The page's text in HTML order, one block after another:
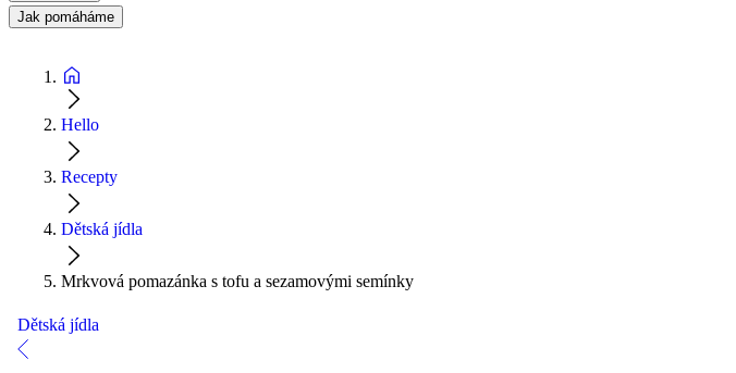
Jak pomáháme
Hello
Recepty
Dětská jídla
Mrkvová pomazánka s tofu a sezamovými semínky
Dětská jídla